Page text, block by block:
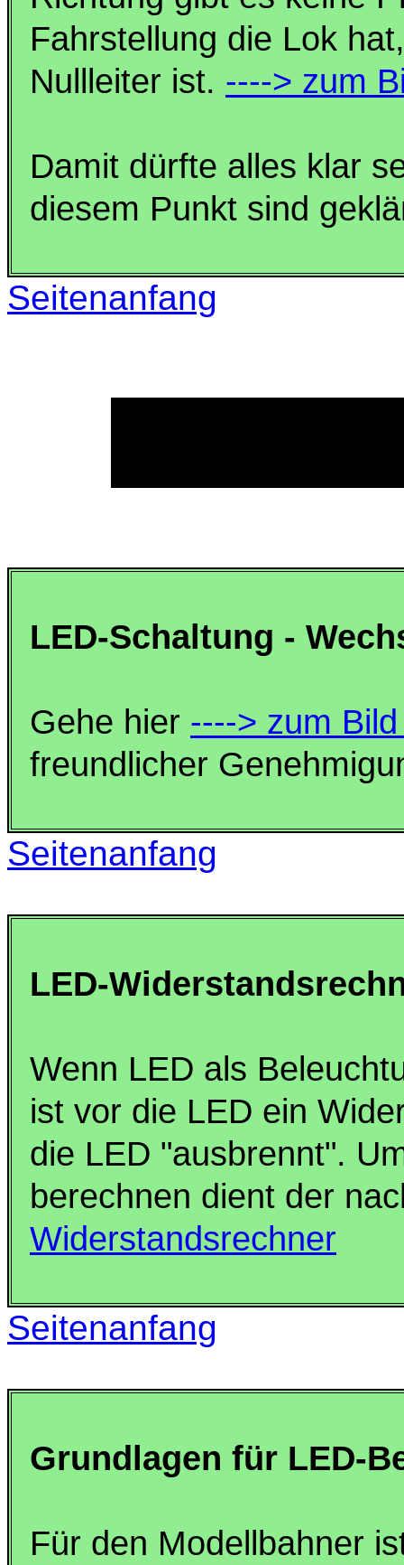
Fahrstellung die Lok
Nullleiter ist. ----> zum
Damit dürfte alles klar
diesem Punkt sind
Seitenanfang
LED-Schaltung -
Gehe hier ----> zum
freundlicher
Seitenanfang
LED-
Wenn LED als
ist vor die LED ein
die LED "ausbrennt".
berechnen dient der
Widerstandsrechner
Seitenanfang
Grundlagen für LED-
Für den Modellbahner